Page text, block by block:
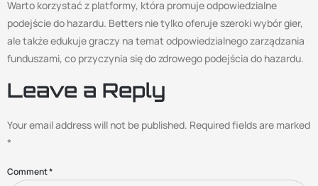
Warto korzystać z platformy, która promuje odpowiedzialne
podejście do hazardu. Betters nie tylko oferuje szeroki wybór gier,
ale także edukuje graczy na temat odpowiedzialnego zarządzania
funduszami, co przyczynia się do zdrowego podejścia do hazardu.
Leave a Reply
Your email address will not be published. Required fields are marked
*
Comment*